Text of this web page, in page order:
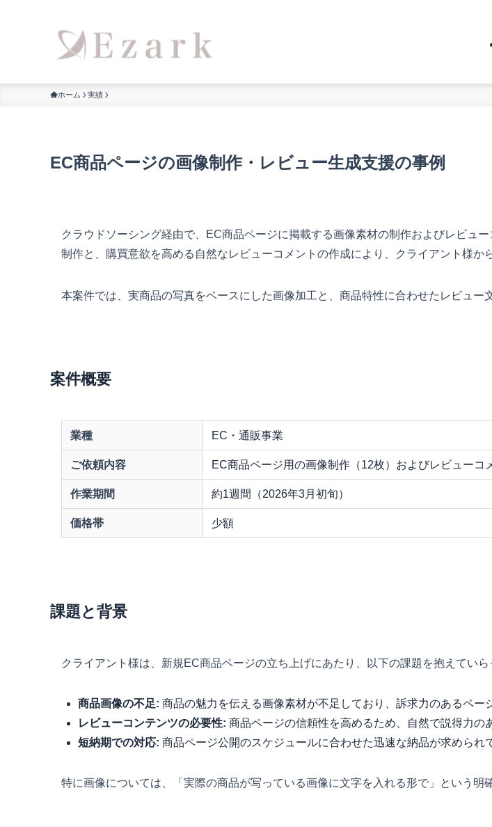
ホーム 実績
EC商品ページの画像制作・レビュー生成支援の事例
クラウドソーシング経由で、EC商品ページに掲載する画像素材の制作およびレビュ
制作と、購買意欲を高める自然なレビューコメントの作成により、クライアント様か
本案件では、実商品の写真をベースにした画像加工と、商品特性に合わせたレビュー
案件概要
業種 EC・通販事業
ご依頼内容 EC商品ページ用の画像制作（12枚）およびレビューコ
作業期間 約1週間（2026年3月初旬）
価格帯 少額
課題と背景
クライアント様は、新規EC商品ページの立ち上げにあたり、以下の課題を抱えていら
商品画像の不足: 商品の魅力を伝える画像素材が不足しており、訴求力のあるペー
レビューコンテンツの必要性: 商品ページの信頼性を高めるため、自然で説得力の
短納期での対応: 商品ページ公開のスケジュールに合わせた迅速な納品が求められ
特に画像については、「実際の商品が写っている画像に文字を入れる形で」という明